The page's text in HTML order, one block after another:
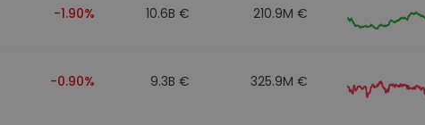
-1.90% 10.6B € 210.9M €
-0.90% 9.3B € 325.9M €